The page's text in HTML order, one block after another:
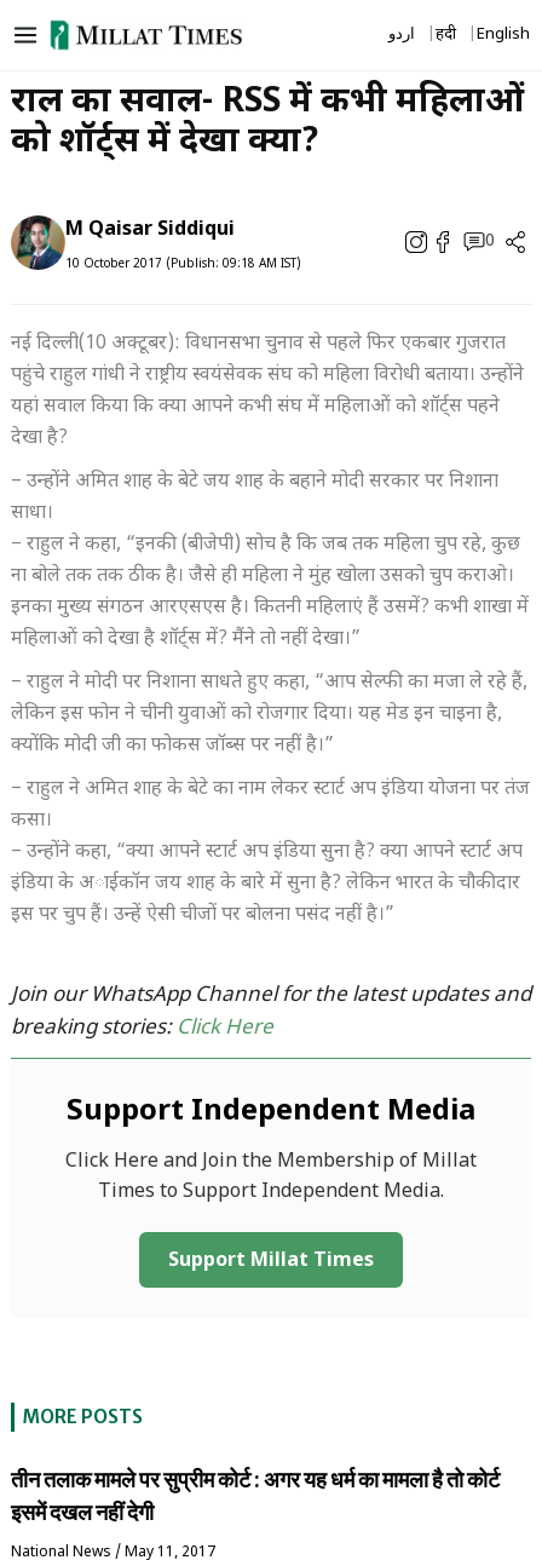
to
اردو हिंदी English
राहुल का सवाल- RSS में कभी महिलाओं
को शॉर्ट्स में देखा क्या?
M Qaisar Siddiqui
10 October 2017 (Publish: 09:18 AM IST)
0
नई दिल्ली(10 अक्टूबर): विधानसभा चुनाव से पहले फिर एकबार गुजरात
पहुंचे राहुल गांधी ने राष्ट्रीय स्वयंसेवक संघ को महिला विरोधी बताया। उन्होंने
यहां सवाल किया कि क्या आपने कभी संघ में महिलाओं को शॉर्ट्स पहने
देखा है?
– उन्होंने अमित शाह के बेटे जय शाह के बहाने मोदी सरकार पर निशाना
साधा।
– राहुल ने कहा, “इनकी (बीजेपी) सोच है कि जब तक महिला चुप रहे, कुछ
ना बोले तक तक ठीक है। जैसे ही महिला ने मुंह खोला उसको चुप कराओ।
इनका मुख्य संगठन आरएसएस है। कितनी महिलाएं हैं उसमें? कभी शाखा में
महिलाओं को देखा है शॉर्ट्स में? मैंने तो नहीं देखा।”
– राहुल ने मोदी पर निशाना साधते हुए कहा, “आप सेल्फी का मजा ले रहे हैं,
लेकिन इस फोन ने चीनी युवाओं को रोजगार दिया। यह मेड इन चाइना है,
क्योंकि मोदी जी का फोकस जॉब्स पर नहीं है।”
– राहुल ने अमित शाह के बेटे का नाम लेकर स्टार्ट अप इंडिया योजना पर तंज
कसा।
– उन्होंने कहा, “क्या आपने स्टार्ट अप इंडिया सुना है? क्या आपने स्टार्ट अप
इंडिया के अाईकॉन जय शाह के बारे में सुना है? लेकिन भारत के चौकीदार
इस पर चुप हैं। उन्हें ऐसी चीजों पर बोलना पसंद नहीं है।”
Join our WhatsApp Channel for the latest updates and
breaking stories: Click Here
Support Independent Media
Click Here and Join the Membership of Millat
Times to Support Independent Media.
Support Millat Times
MORE POSTS
तीन तलाक मामले पर सुप्रीम कोर्ट : अगर यह धर्म का मामला है तो कोर्ट
इसमें दखल नहीं देगी
National News / May 11, 2017